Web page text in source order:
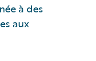
à des
aux